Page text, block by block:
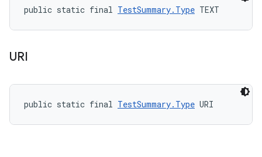
public static final TestSummary.Type TEXT
URI
public static final TestSummary.Type URI